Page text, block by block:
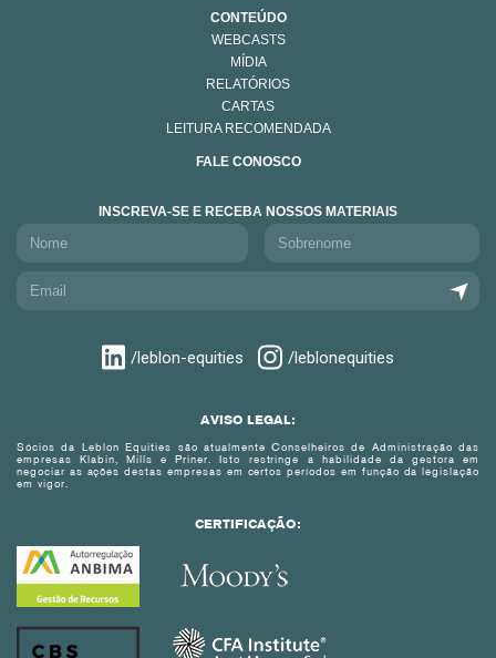
CONTEÚDO
WEBCASTS
MÍDIA
RELATÓRIOS
CARTAS
LEITURA RECOMENDADA
FALE CONOSCO
INSCREVA-SE E RECEBA NOSSOS MATERIAIS
/leblon-equities /leblonequities
AVISO LEGAL:
Sócios da Leblon Equities são atualmente Conselheiros de Administração das
empresas Klabin, Mills e Priner. Isto restringe a habilidade da gestora em
negociar as ações destas empresas em certos períodos em função da legislação
em vigor.
CERTIFICAÇÃO: